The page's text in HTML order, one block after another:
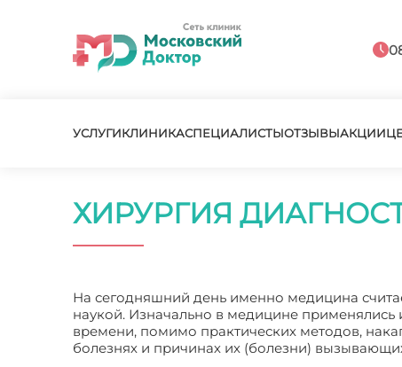
УСЛУГИКЛИНИКАСПЕЦИАЛИСТЫОТЗЫВЫАКЦИИ
ХИРУРГИЯ
На сегодняшний день именно медицина
наукой. Изначально в медицине
времени, помимо практических методов,
болезнях и причинах их (болезни)